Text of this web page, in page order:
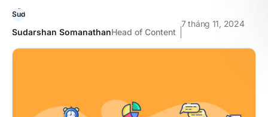
Sudarshan SomanathanHead of Content
7 tháng 11, 2024